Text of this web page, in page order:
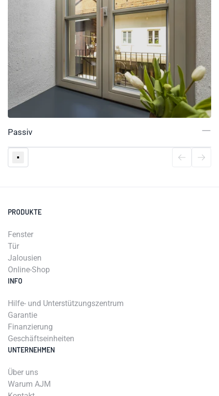
Passiv
PRODUKTE
Fenster
Tür
Jalousien
Online-Shop
INFO
Hilfe- und Unterstützungszentrum
Garantie
Finanzierung
Geschäftseinheiten
UNTERNEHMEN
Über uns
Warum AJM